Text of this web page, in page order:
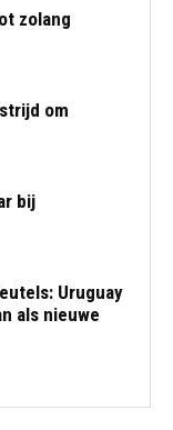
zolang
om
bij
Uruguay
als nieuwe